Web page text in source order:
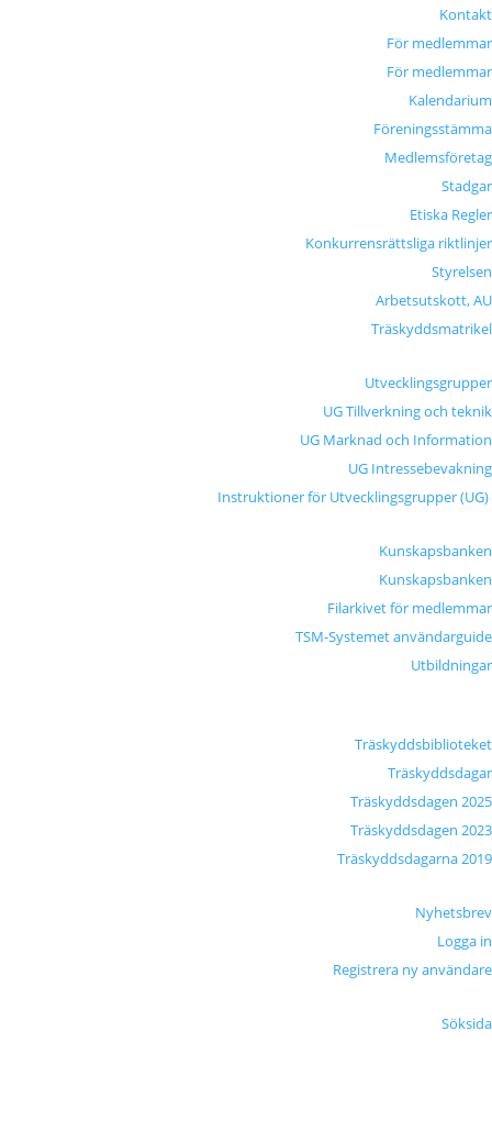
Kontakt
För medlemmar
För medlemmar
Kalendarium
Föreningsstämma
Medlemsföretag
Stadgar
Etiska Regler
Konkurrensrättsliga riktlinjer
Styrelsen
Arbetsutskott, AU
Träskyddsmatrikel
Utvecklingsgrupper
UG Tillverkning och teknik
UG Marknad och Information
UG Intressebevakning
Instruktioner för Utvecklingsgrupper (UG)
Kunskapsbanken
Kunskapsbanken
Filarkivet för medlemmar
TSM-Systemet användarguide
Utbildningar
Träskyddsbiblioteket
Träskyddsdagar
Träskyddsdagen 2025
Träskyddsdagen 2023
Träskyddsdagarna 2019
Nyhetsbrev
Logga in
Registrera ny användare
Söksida